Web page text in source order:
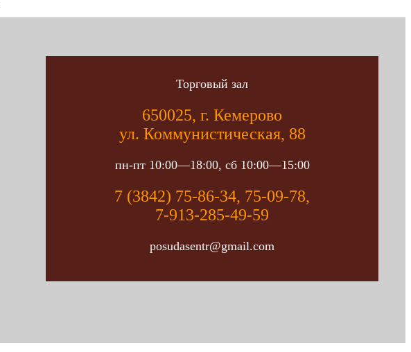
Торговый зал
650025, г. Кемерово
ул. Коммунистическая, 88
пн-пт 10:00—18:00, сб 10:00—15:00
7 (3842) 75-86-34, 75-09-78,
7-913-285-49-59
posudasentr@gmail.com